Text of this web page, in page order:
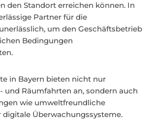
den Standort erreichen können. In
Partner für die
um den Geschäftsbetrieb
Bedingungen
in Bayern bieten nicht nur
und Räumfahrten an, sondern auch
wie umweltfreundliche
Überwachungssysteme.